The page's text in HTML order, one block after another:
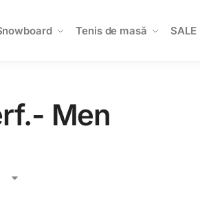
Tenis de masă SALE
Men